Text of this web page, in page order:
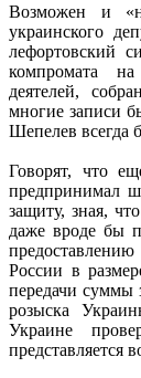
Возможен и
украинского
лефортовский
компромата
деятелей,
многие записи
Шепелев всегда
Говорят, что
предпринимал
защиту, зная,
даже вроде бы
России в
передачи суммы
розыска
Украине